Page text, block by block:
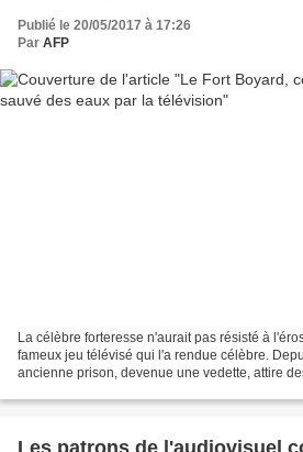
Publié le 20/05/2017 à 17:26
Par AFP
La célèbre forteresse n'aurait pas résisté à
fameux jeu télévisé qui l'a rendue célèbre.
ancienne prison, devenue une vedette, attire
Les patrons de l'audiovisuel